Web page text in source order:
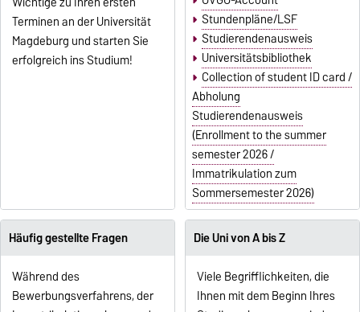
Terminen an der Universität
Magdeburg und starten Sie
erfolgreich ins Studium!
Stundenpläne/LSF
Studierendenausweis
Universitätsbibliothek
Collection of student ID card /
Abholung
Studierendenausweis
(Enrollment to the summer
semester 2026 /
Immatrikulation zum
Sommersemester 2026)
Häufig gestellte Fragen
Während des
Bewerbungsverfahrens, der
Die Uni von A bis Z
Viele Begrifflichkeiten, die
Ihnen mit dem Beginn Ihres